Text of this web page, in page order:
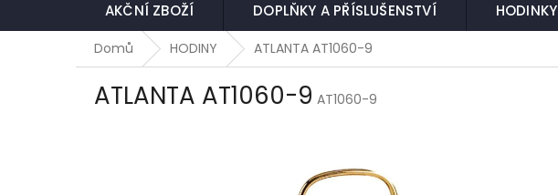
AKČNÍ ZBOŽÍ DOPLŇKY A PŘÍSLUŠENSTVÍ HODINKY
Domů HODINY ATLANTA AT1060-9
ATLANTA AT1060-9 AT1060-9